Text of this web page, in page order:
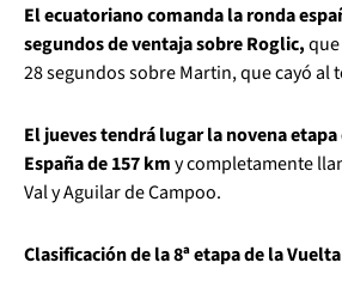
El ecuatoriano comanda la ronda
segundos de ventaja sobre Roglic,
28 segundos sobre Martin, que cayó al
El jueves tendrá lugar la novena etapa
España de 157 kmy completamente
Val y Aguilar de Campoo.
Clasificación de la 8ª etapa de la